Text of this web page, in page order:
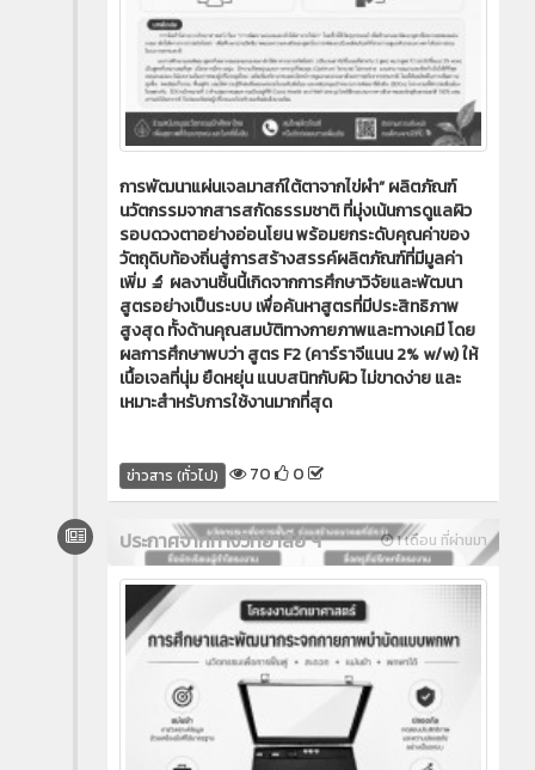
การพัฒนาแผ่นเจลมาสก์ใต้ตาจากไข่ผำ” ผลิตภัณฑ์
นวัตกรรมจากสารสกัดธรรมชาติ ที่มุ่งเน้นการดูแลผิว
รอบดวงตาอย่างอ่อนโยน พร้อมยกระดับคุณค่าของ
วัตถุดิบท้องถิ่นสู่การสร้างสรรค์ผลิตภัณฑ์ที่มีมูลค่า
เพิ่ม 🔬 ผลงานชิ้นนี้เกิดจากการศึกษาวิจัยและพัฒนา
สูตรอย่างเป็นระบบ เพื่อค้นหาสูตรที่มีประสิทธิภาพ
สูงสุด ทั้งด้านคุณสมบัติทางกายภาพและทางเคมี โดย
ผลการศึกษาพบว่า สูตร F2 (คาร์ราจีแนน 2% w/w) ให้
เนื้อเจลที่นุ่ม ยืดหยุ่น แนบสนิทกับผิว ไม่ขาดง่าย และ
เหมาะสำหรับการใช้งานมากที่สุด
ข่าวสาร (ทั่วไป) 70 0
1 เดือน ที่ผ่านมา
ประกาศจากทางวิทยาลัย ฯ